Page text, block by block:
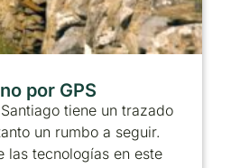
por GPS
tiene un trazado
un rumbo a seguir.
las tecnologías en este